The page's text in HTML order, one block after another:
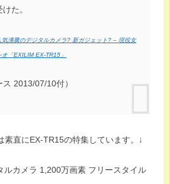
た。
気沸騰のデジタルカメラ? 新ガジェット? – 現役女
「EXILIM EX-TR15」
ス 2013/07/10付）
素直にEX-TR15の特集しています。↓
ルカメラ 1,200万画素 フリースタイル